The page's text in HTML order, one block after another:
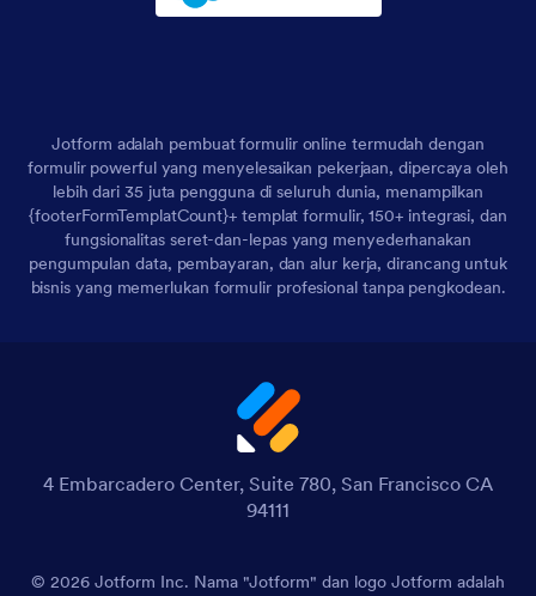
Jotform adalah pembuat formulir online termudah dengan
formulir powerful yang menyelesaikan pekerjaan, dipercaya oleh
lebih dari 35 juta pengguna di seluruh dunia, menampilkan
{footerFormTemplatCount}+ templat formulir, 150+ integrasi, dan
fungsionalitas seret-dan-lepas yang menyederhanakan
pengumpulan data, pembayaran, dan alur kerja, dirancang untuk
bisnis yang memerlukan formulir profesional tanpa pengkodean.
4 Embarcadero Center, Suite 780, San Francisco CA
94111
© 2026 Jotform Inc. Nama "Jotform" dan logo Jotform adalah